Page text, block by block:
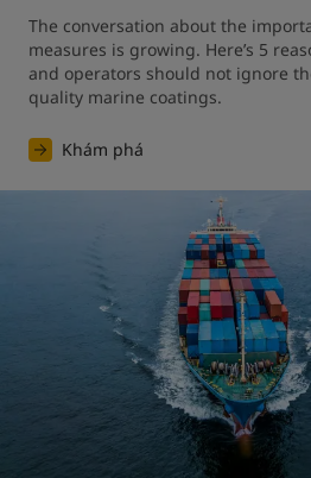
The conversation about the
measures is growing. Here’s 5
and operators should not ignore
quality marine coatings.
Khám phá